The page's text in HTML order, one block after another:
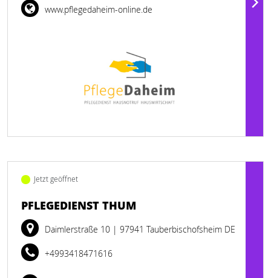
www.pflegedaheim-online.de
Jetzt geöffnet
PFLEGEDIENST THUM
Daimlerstraße 10 | 97941 Tauberbischofsheim DE
+4993418471616